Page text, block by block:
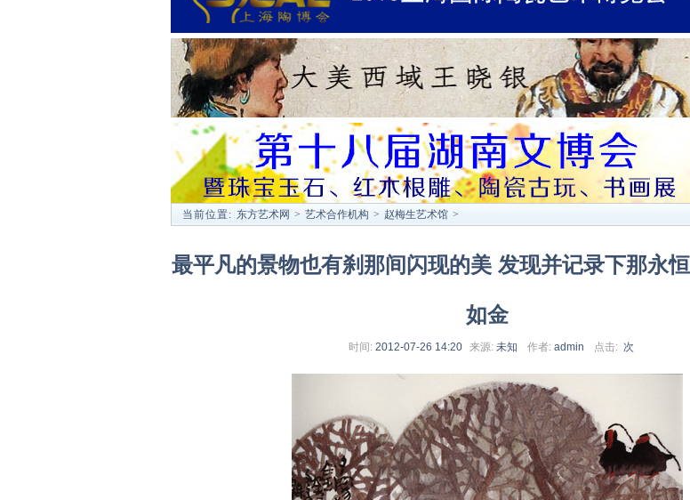
当前位置: 东方艺术网 > 艺术合作机构 > 赵梅生艺术馆 >
最平凡的景物也有刹那间闪现的美 发现并记录下那永
如金
时间: 2012-07-26 14:20 来源: 未知 作者: admin 点击: 次